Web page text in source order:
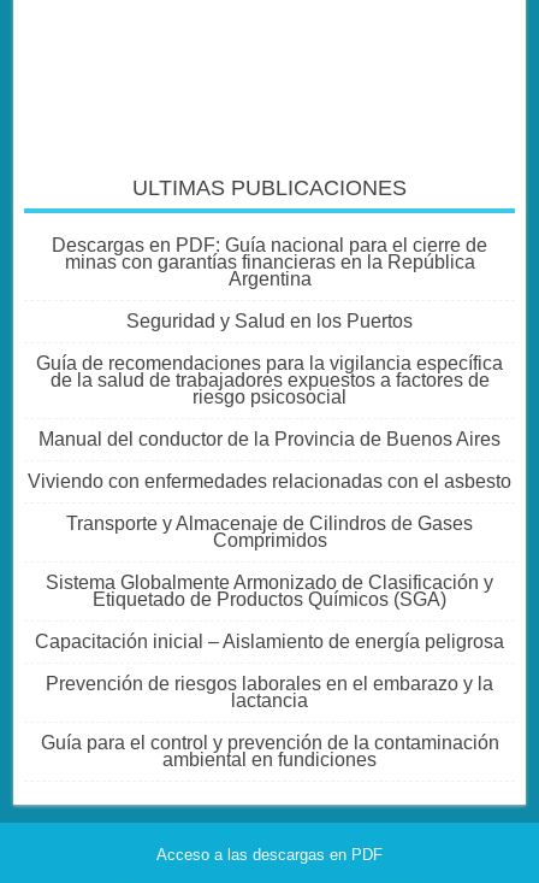
ULTIMAS PUBLICACIONES
Descargas en PDF: Guía nacional para el cierre de
minas con garantías financieras en la República
Argentina
Seguridad y Salud en los Puertos
Guía de recomendaciones para la vigilancia específica
de la salud de trabajadores expuestos a factores de
riesgo psicosocial
Manual del conductor de la Provincia de Buenos Aires
Viviendo con enfermedades relacionadas con el asbesto
Transporte y Almacenaje de Cilindros de Gases
Comprimidos
Sistema Globalmente Armonizado de Clasificación y
Etiquetado de Productos Químicos (SGA)
Capacitación inicial – Aislamiento de energía peligrosa
Prevención de riesgos laborales en el embarazo y la
lactancia
Guía para el control y prevención de la contaminación
ambiental en fundiciones
Acceso a las descargas en PDF